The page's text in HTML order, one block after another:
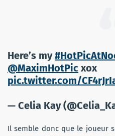
Here’s my
@MaximHotPic xox
pic.twitter.com/
— Celia Kay
Il semble donc que le joueur